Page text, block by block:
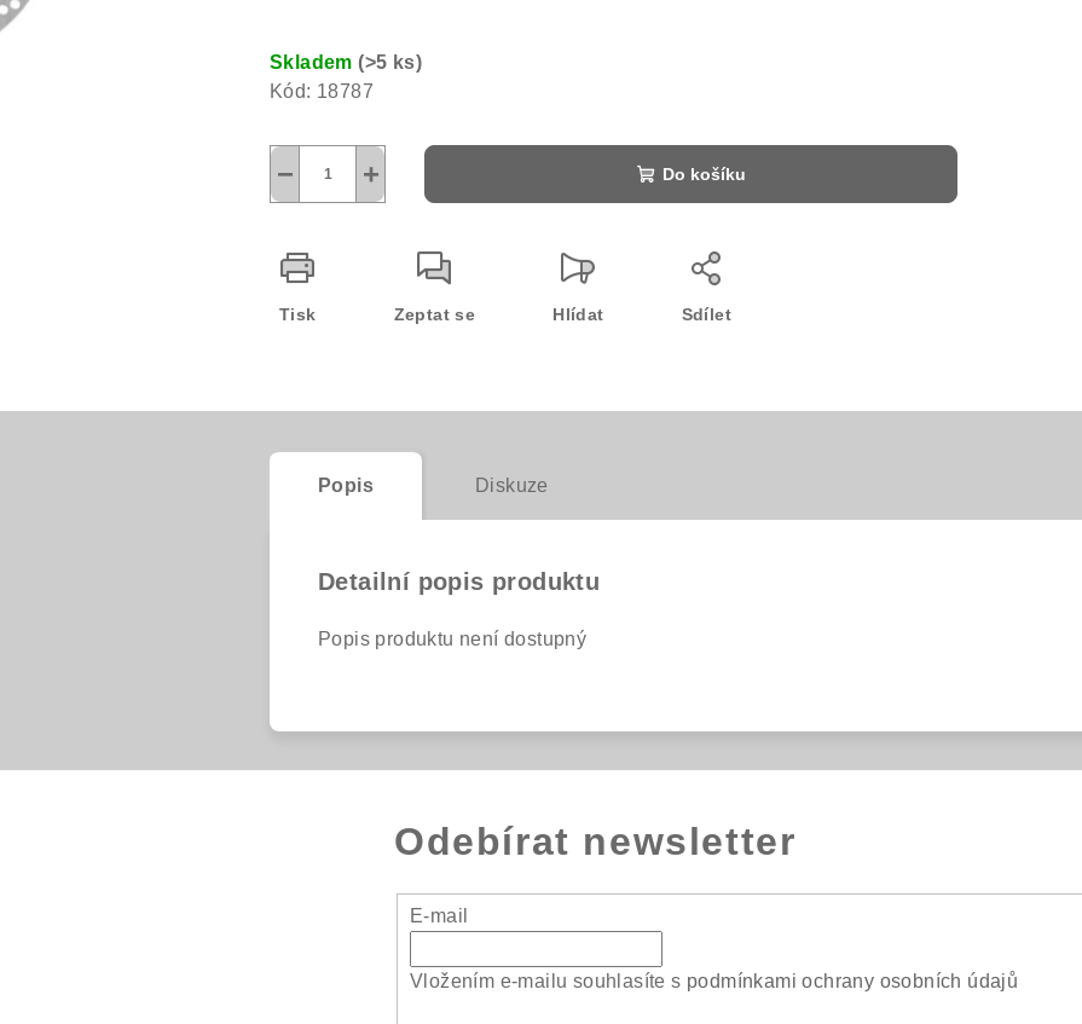
cena:
Skladem(>5 ks)
Kód: 18787
+
− Do košíku
Tisk Zeptat se Hlídat Sdílet
Popis Diskuze
Detailní popis produktu
Popis produktu není dostupný
Odebírat newsletter
E-mail
Vložením e-mailu souhlasíte s podmínkami ochrany osobních údajů